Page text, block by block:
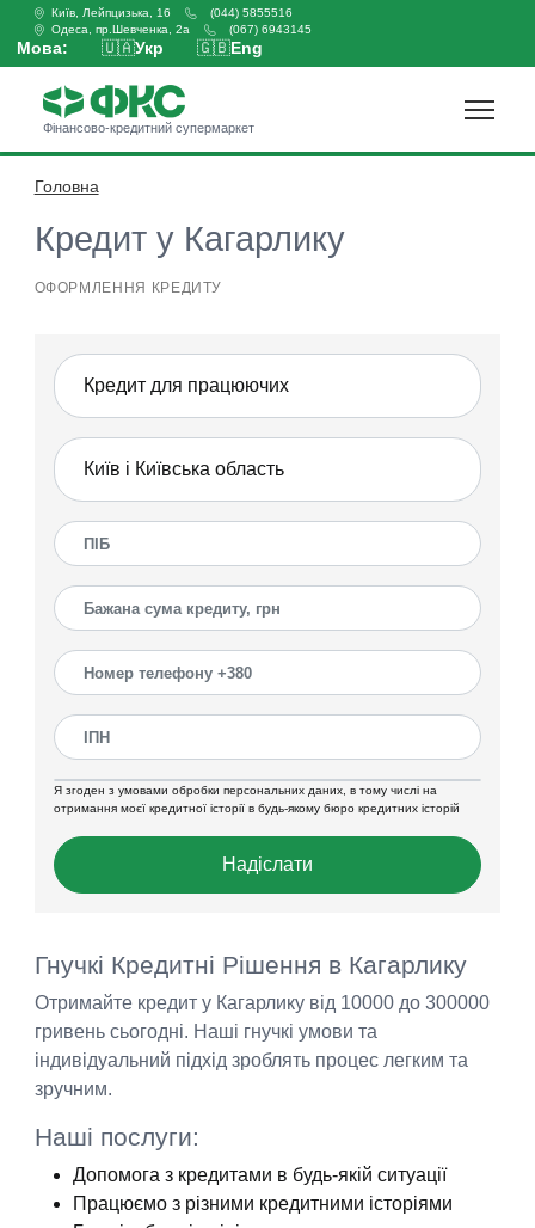
Київ, Лейпцизька, 16
(044) 5855516
Одеса, пр.Шевченка, 2а
(067) 6943145
Мова: 🇺🇦Укр 🇬🇧Eng
Фінансово-кредитний супермаркет
Головна
Кредит у Кагарлику
ОФОРМЛЕННЯ КРЕДИТУ
Я згоден з умовами обробки персональних даних, в тому числі на
отримання моєї кредитної історії в будь-якому бюро кредитних історій
Надіслати
Гнучкі Кредитні Рішення в Кагарлику
Отримайте кредит у Кагарлику від 10000 до 300000
гривень сьогодні. Наші гнучкі умови та
індивідуальний підхід зроблять процес легким та
зручним.
Наші послуги:
Допомога з кредитами в будь-якій ситуації
Працюємо з різними кредитними історіями